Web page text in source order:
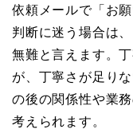
依頼メールで「お
判断に迷う場合は
無難と言えます。
が、丁寧さが足り
の後の関係性や業
考えられます。